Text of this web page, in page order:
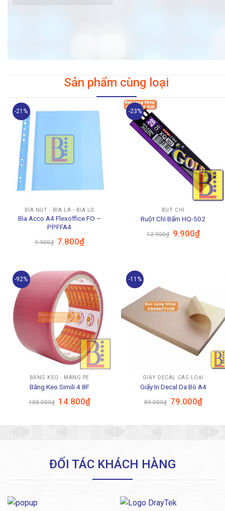
Sản phẩm cùng loại
-21%
BÌA NÚT - BÌA LÁ - BÌA LỖ
Bìa Acco A4 Flexoffice FO –
PPFFA4
9.900₫ Giá
gốc
7.800₫Giá
hiện
-23%
BÚT CHÌ
Ruột Chì Bấm HQ-502
12.900₫ Giá
gốc
9.900₫Giá
hiện
-92%
BĂNG KEO - MÀNG PE
Băng Keo Simili 4.8F
188.000₫ Giá
gốc
14.800₫Giá
hiện
14.800₫.
-11%
GIẤY DECAL CÁC LOẠI
Giấy In Decal Da Bò A4
89.000₫ Giá
gốc
79.000₫Giá
hiện
ĐỐI TÁC KHÁCH HÀNG